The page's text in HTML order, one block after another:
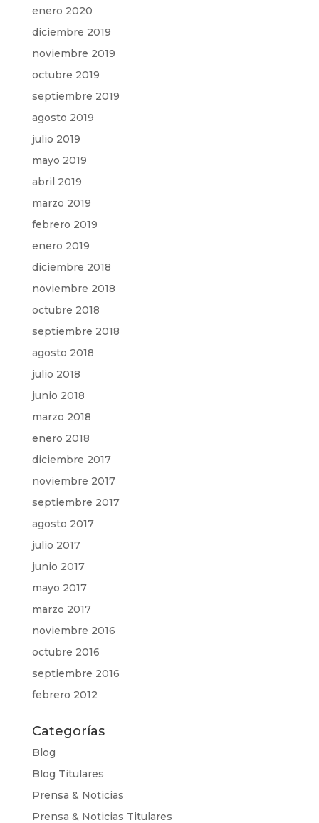
enero 2020
diciembre 2019
noviembre 2019
octubre 2019
septiembre 2019
agosto 2019
julio 2019
mayo 2019
abril 2019
marzo 2019
febrero 2019
enero 2019
diciembre 2018
noviembre 2018
octubre 2018
septiembre 2018
agosto 2018
julio 2018
junio 2018
marzo 2018
enero 2018
diciembre 2017
noviembre 2017
septiembre 2017
agosto 2017
julio 2017
junio 2017
mayo 2017
marzo 2017
noviembre 2016
octubre 2016
septiembre 2016
febrero 2012
Categorías
Blog
Blog Titulares
Prensa & Noticias
Prensa & Noticias Titulares